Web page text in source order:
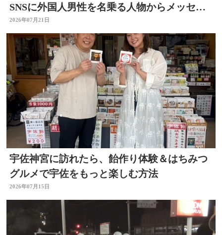
SNSに外国人男性を名乗る人物からメッセー
ジ 大分
2026年07月21日
宇佐神宮に訪れたら、飴作り体験＆はちみつ
グルメで宇佐をもっと楽しむ方法
2026年07月15日